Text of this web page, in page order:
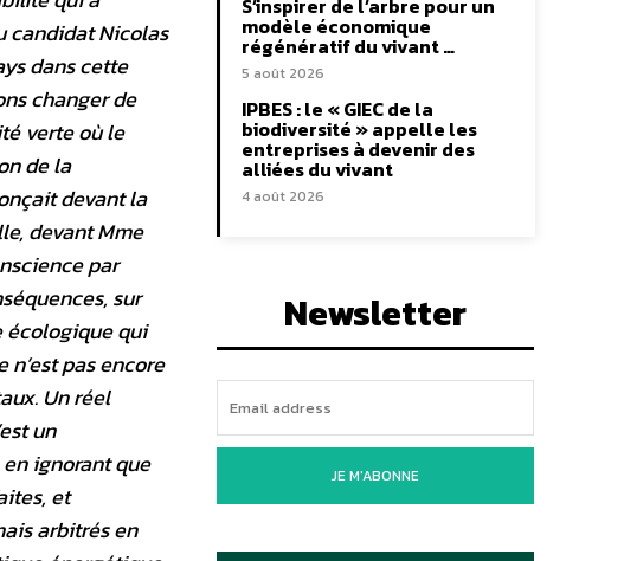
candidat Nicolas
dans cette
changer de
verte où le
de la
devant la
devant Mme
par
sur
écologique qui
pas encore
Un réel
un
ignorant que
et
arbitrés en
S’inspirer de l’arbre pour un
modèle économique
régénératif du vivant …
5 août 2026
IPBES : le « GIEC de la
biodiversité » appelle les
entreprises à devenir des
alliées du vivant
4 août 2026
Newsletter
JE M'ABONNE